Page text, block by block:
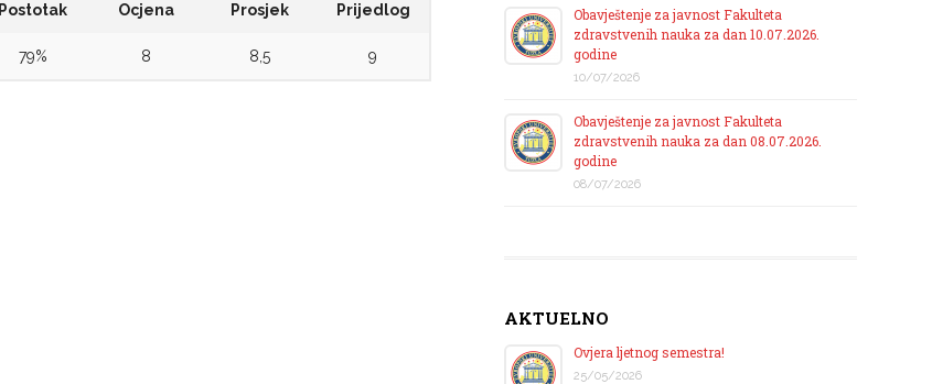
Postotak Ocjena Prosjek Prijedlog
79% 8 8,5 9
Obavještenje za javnost Fakulteta
zdravstvenih nauka za dan 10.07.2026.
godine
10/07/2026
Obavještenje za javnost Fakulteta
zdravstvenih nauka za dan 08.07.2026.
godine
08/07/2026
AKTUELNO
Ovjera ljetnog semestra!
25/05/2026